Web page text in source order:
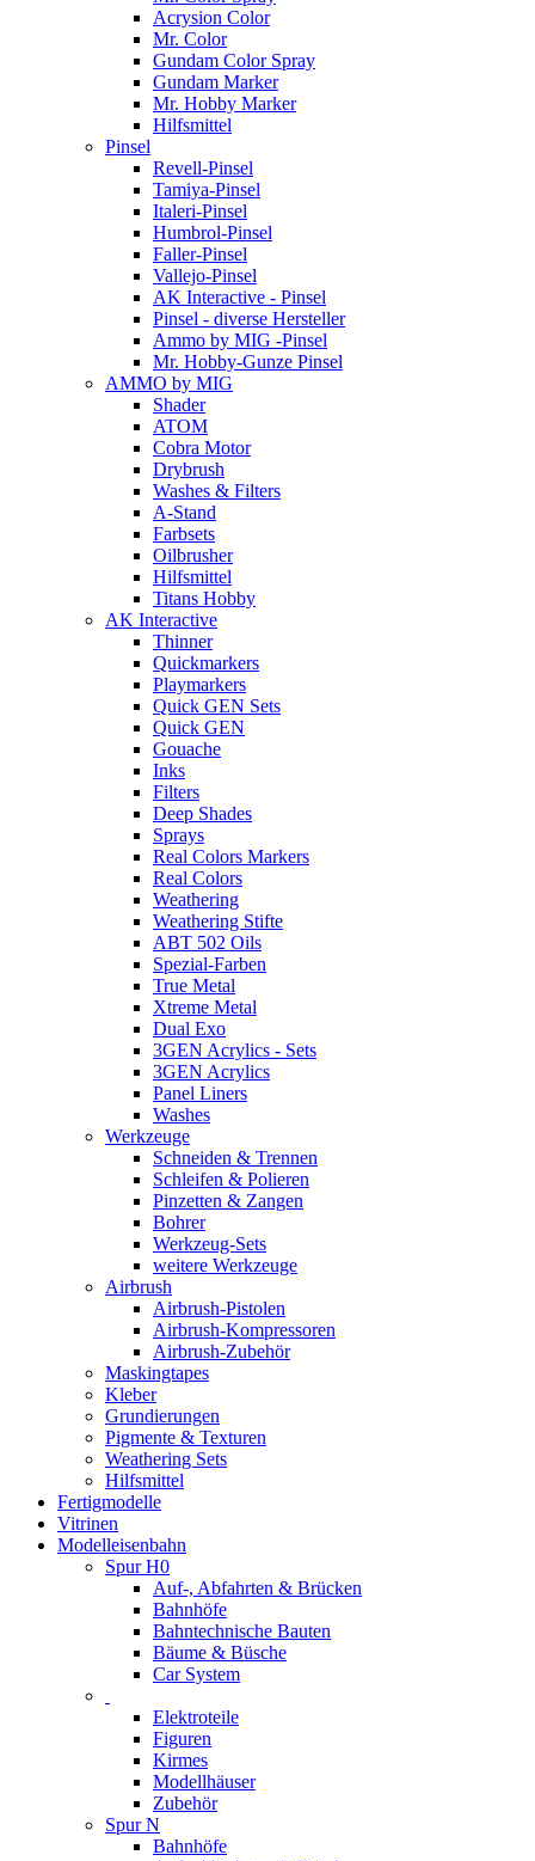
Acrysion Color
Mr. Color
Gundam Color Spray
Gundam Marker
Mr. Hobby Marker
Hilfsmittel
Pinsel
Revell-Pinsel
Tamiya-Pinsel
Italeri-Pinsel
Humbrol-Pinsel
Faller-Pinsel
Vallejo-Pinsel
AK Interactive - Pinsel
Pinsel - diverse Hersteller
Ammo by MIG -Pinsel
Mr. Hobby-Gunze Pinsel
AMMO by MIG
Shader
ATOM
Cobra Motor
Drybrush
Washes & Filters
A-Stand
Farbsets
Oilbrusher
Hilfsmittel
Titans Hobby
AK Interactive
Thinner
Quickmarkers
Playmarkers
Quick GEN Sets
Quick GEN
Gouache
Inks
Filters
Deep Shades
Sprays
Real Colors Markers
Real Colors
Weathering
Weathering Stifte
ABT 502 Oils
Spezial-Farben
True Metal
Xtreme Metal
Dual Exo
3GEN Acrylics - Sets
3GEN Acrylics
Panel Liners
Washes
Werkzeuge
Schneiden & Trennen
Schleifen & Polieren
Pinzetten & Zangen
Bohrer
Werkzeug-Sets
weitere Werkzeuge
Airbrush
Airbrush-Pistolen
Airbrush-Kompressoren
Airbrush-Zubehör
Maskingtapes
Kleber
Grundierungen
Pigmente & Texturen
Weathering Sets
Hilfsmittel
Fertigmodelle
Vitrinen
Modelleisenbahn
Spur H0
Auf-, Abfahrten & Brücken
Bahnhöfe
Bahntechnische Bauten
Bäume & Büsche
Car System
Elektroteile
Figuren
Kirmes
Modellhäuser
Zubehör
Spur N
Bahnhöfe